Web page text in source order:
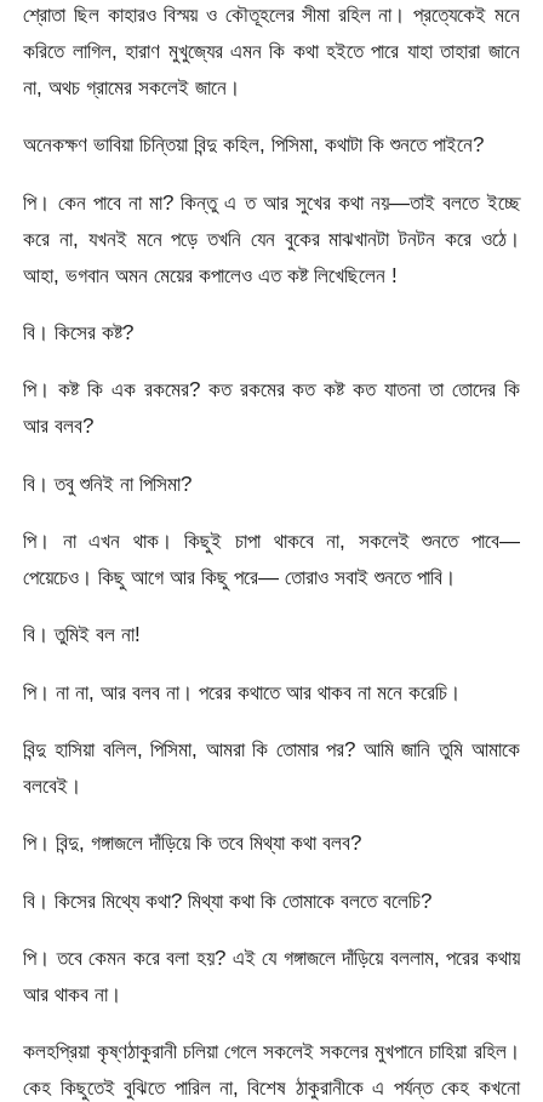
শ্রোতা ছিল কাহারও বিস্ময় ও কৌতূহলের সীমা রহিল না। প্রত্যেকেই মনে
করিতে লাগিল, হারাণ মুখুজ্যের এমন কি কথা হইতে পারে যাহা তাহারা জানে
না, অথচ গ্রামের সকলেই জানে।
অনেকক্ষণ ভাবিয়া চিন্তিয়া বিন্দু কহিল, পিসিমা, কথাটা কি শুনতে পাইনে?
পি। কেন পাবে না মা? কিন্তু এ ত আর সুখের কথা নয়—তাই বলতে ইচ্ছে
করে না, যখনই মনে পড়ে তখনি যেন বুকের মাঝখানটা টনটন করে ওঠে।
আহা, ভগবান অমন মেয়ের কপালেও এত কষ্ট লিখেছিলেন !
বি। কিসের কষ্ট?
পি। কষ্ট কি এক রকমের? কত রকমের কত কষ্ট কত যাতনা তা তোদের কি
আর বলব?
বি। তবু শুনিই না পিসিমা?
পি। না এখন থাক। কিছুই চাপা থাকবে না, সকলেই শুনতে পাবে—
পেয়েচেও। কিছু আগে আর কিছু পরে— তোরাও সবাই শুনতে পাবি।
বি। তুমিই বল না!
পি। না না, আর বলব না। পরের কথাতে আর থাকব না মনে করেচি।
বিন্দু হাসিয়া বলিল, পিসিমা, আমরা কি তোমার পর? আমি জানি তুমি আমাকে
বলবেই।
পি। বিন্দু, গঙ্গাজলে দাঁড়িয়ে কি তবে মিথ্যা কথা বলব?
বি। কিসের মিথ্যে কথা? মিথ্যা কথা কি তোমাকে বলতে বলেচি?
পি। তবে কেমন করে বলা হয়? এই যে গঙ্গাজলে দাঁড়িয়ে বললাম, পরের কথায়
আর থাকব না।
কলহপ্রিয়া কৃষ্ণঠাকুরানী চলিয়া গেলে সকলেই সকলের মুখপানে চাহিয়া রহিল।
কেহ কিছুতেই বুঝিতে পারিল না, বিশেষ ঠাকুরানীকে এ পর্যন্ত কেহ কখনো